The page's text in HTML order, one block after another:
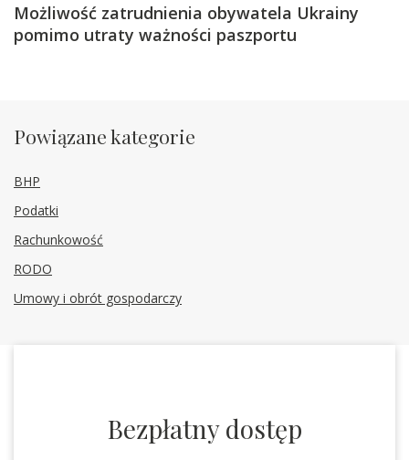
Możliwość zatrudnienia obywatela Ukrainy
pomimo utraty ważności paszportu
Powiązane kategorie
BHP
Podatki
Rachunkowość
RODO
Umowy i obrót gospodarczy
Bezpłatny dostęp